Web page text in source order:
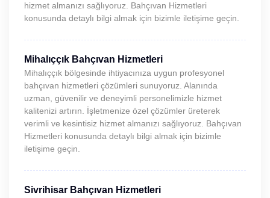
hizmet almanızı sağlıyoruz. Bahçıvan Hizmetleri
konusunda detaylı bilgi almak için bizimle iletişime geçin.
Mihalıççık Bahçıvan Hizmetleri
Mihalıççık bölgesinde ihtiyacınıza uygun profesyonel
bahçıvan hizmetleri çözümleri sunuyoruz. Alanında
uzman, güvenilir ve deneyimli personelimizle hizmet
kalitenizi artırın. İşletmenize özel çözümler üreterek
verimli ve kesintisiz hizmet almanızı sağlıyoruz. Bahçıvan
Hizmetleri konusunda detaylı bilgi almak için bizimle
iletişime geçin.
Sivrihisar Bahçıvan Hizmetleri